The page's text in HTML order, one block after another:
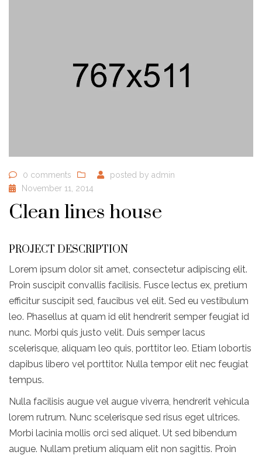
0 comments posted by admin
November 11, 2014
Clean lines house
PROJECT DESCRIPTION
Lorem ipsum dolor sit amet, consectetur adipiscing elit.
Proin suscipit convallis facilisis. Fusce lectus ex, pretium
efficitur suscipit sed, faucibus vel elit. Sed eu vestibulum
leo. Phasellus at quam id elit hendrerit semper feugiat id
nunc. Morbi quis justo velit. Duis semper lacus
scelerisque, aliquam leo quis, porttitor leo. Etiam lobortis
dapibus libero vel porttitor. Nulla tempor elit nec feugiat
tempus.
Nulla facilisis augue vel augue viverra, hendrerit vehicula
lorem rutrum. Nunc scelerisque sed risus eget ultrices.
Morbi lacinia mollis orci sed aliquet. Ut sed bibendum
augue. Nullam pretium aliquam elit non sagittis. Proin